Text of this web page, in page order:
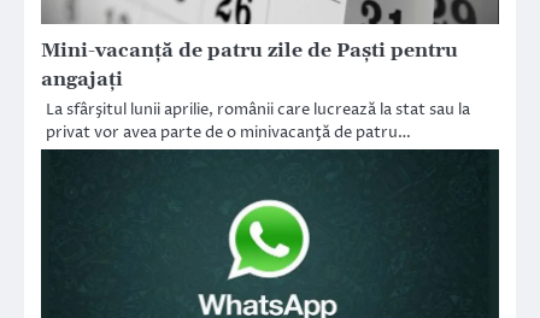
Mini-vacanță de patru zile de Paști pentru
angajați
La sfârşitul lunii aprilie, românii care lucrează la stat sau la
privat vor avea parte de o minivacanţă de patru…